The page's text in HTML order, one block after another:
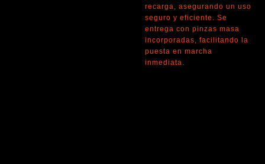
recarga, asegurando un uso
seguro y eficiente. Se
entrega con pinzas masa
incorporadas, facilitando la
puesta en marcha
inmediata.